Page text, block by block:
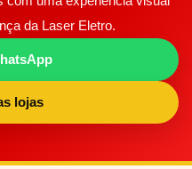
da Laser Eletro.
lojas